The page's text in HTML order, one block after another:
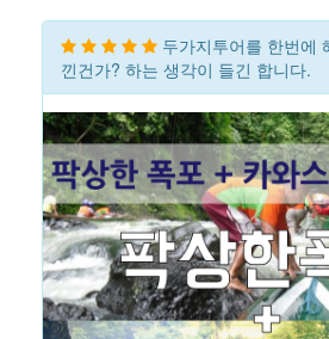
두가지투어를 한번에
낀건가? 하는 생각이 들긴 합니다.